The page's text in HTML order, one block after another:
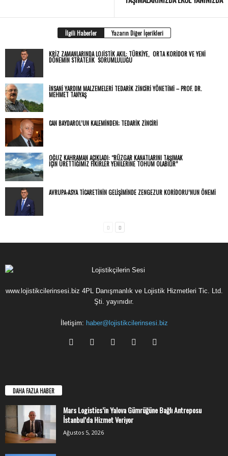
İlgili Haberler Yazarın Diğer İçerikleri
KRIZ ZAMANLARINDA LOJISTIK AKIL: TÜRKIYE, ORTA KORIDOR VE YENI
DÖNEMIN STRATEJIK SORUMLULUĞU
İNSANİ YARDIM MALZEMELERİ TEDARİK ZİNCİRİ YÖNETİMİ – PROF. DR.
MEHMET TANYAŞ
CAN BAYDAROL’UN KALEMINDEN; TEDARİK ZİNCİRİ
OĞUZ KAHRAMAN AÇIKLADI: “RÜZGAR KANATLARINI TAŞIMAK
IÇIN ÜRETTIĞIMIZ FIKIRLER YENILERINE TOHUM OLABILIR”
AVRUPA-ASYA TİCARETİNİN GELİŞİMİNDE ZENGEZUR KORİDORU’NUN ÖNEMİ
www.lojistikcilerinsesi.biz 4PL Danışmanlık ve Lojistik Hizmetleri Tic. Ltd.
Şti. yayınıdır.
İletişim: haber@lojistikcilerinsesi.biz
DAHA FAZLA HABER
Mars Logistics’in Yalova Gümrüğüne Bağlı Antreposu
İstanbul’da Hizmet Veriyor
Ağustos 5, 2026